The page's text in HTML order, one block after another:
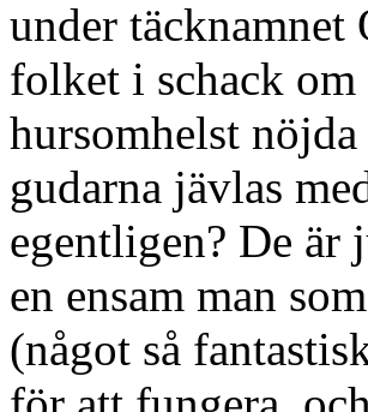
under täcknamnet
folket i schack om
hursomhelst
gudarna jävlas
egentligen? De är
en ensam man
(något så